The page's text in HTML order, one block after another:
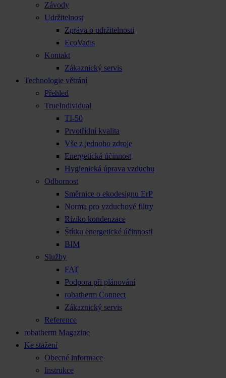
Závody
Udržitelnost
Zpráva o udržitelnosti
EcoVadis
Kontakt
Zákaznický servis
Technologie větrání
Přehled
TrueIndividual
TI-50
Prvotřídní kvalita
Vše z jednoho zdroje
Energetická účinnost
Hygienická úprava vzduchu
Odbornost
Směrnice o ekodesignu ErP
Norma pro vzduchové filtry
Riziko kondenzace
Štítku energetické účinnosti
BIM
Služby
FAT
Podpora při plánování
robatherm Connect
Zákaznický servis
Reference
robatherm Magazine
Ke stažení
Obecné informace
Instrukce